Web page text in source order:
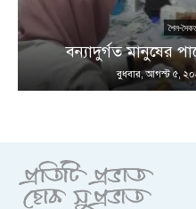
শৈল-
বন্যাদুর্গত মানুষের
বুধবার, আগস্ট ৫,